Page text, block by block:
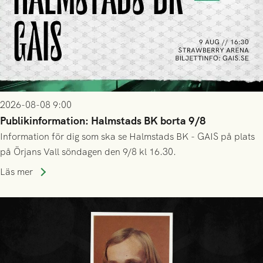
2026-08-08 9:00
Publikinformation: Halmstads BK borta 9/8
Information för dig som ska se Halmstads BK - GAIS på plats
på Örjans Vall söndagen den 9/8 kl 16.30.
Läs mer